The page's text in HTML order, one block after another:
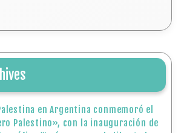
en Argentina conmemoró el
Palestino», con la inauguración de